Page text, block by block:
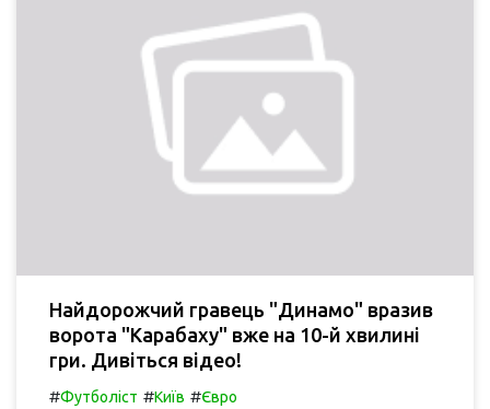
Найдорожчий гравець "Динамо" вразив
ворота "Карабаху" вже на 10-й хвилині
гри. Дивіться відео!
#Футболіст #Київ #Євро